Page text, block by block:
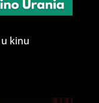
kinu